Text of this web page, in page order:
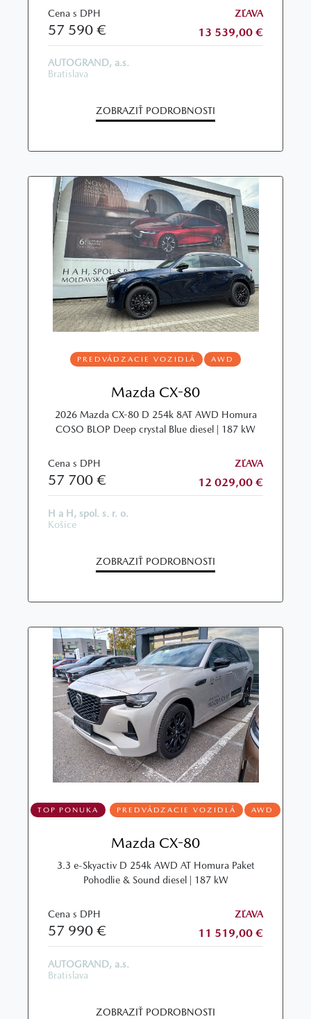
Cena s DPH
57 590 €
ZĽAVA
13 539,00 €
AUTOGRAND, a.s.
Bratislava
ZOBRAZIŤ PODROBNOSTI
PREDVÁDZACIE VOZIDLÁ AWD
Mazda CX-80
2026 Mazda CX-80 D 254k 8AT AWD Homura
COSO BLOP Deep crystal Blue diesel | 187 kW
Cena s DPH
57 700 €
ZĽAVA
12 029,00 €
H a H, spol. s. r. o.
Košice
ZOBRAZIŤ PODROBNOSTI
TOP PONUKA PREDVÁDZACIE VOZIDLÁ AWD
Mazda CX-80
3.3 e-Skyactiv D 254k AWD AT Homura Paket
Pohodlie & Sound diesel | 187 kW
Cena s DPH
57 990 €
ZĽAVA
11 519,00 €
AUTOGRAND, a.s.
Bratislava
ZOBRAZIŤ PODROBNOSTI